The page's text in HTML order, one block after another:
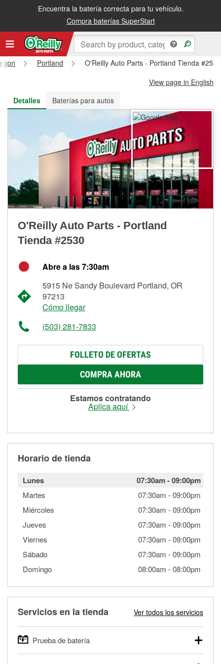
Encuentra la batería correcta para tu vehículo.
Compra baterías SuperStart
Recibe tu orden gratis al día siguiente o recógela en la tienda
Portland
O'Reilly Auto Parts - Portland Tienda #2530
View page in English
Detalles
Baterías para autos
O'Reilly Auto Parts - Portland
Tienda #2530
Abre a las 7:30am
5915 Ne Sandy Boulevard Portland, OR
97213
Cómo llegar
(503) 281-7833
FOLLETO DE OFERTAS
COMPRA AHORA
Estamos contratando
Aplica aquí
Horario de tienda
Lunes 07:30am-09:00pm
Martes 07:30am -09:00pm
Miércoles
07:30am -09:00pm
Jueves
07:30am -09:00pm
Viernes
07:30am -09:00pm
Sábado
07:30am -09:00pm
Domingo
08:00am -08:00pm
Servicios en la tienda Ver todos los servicios
Prueba de batería